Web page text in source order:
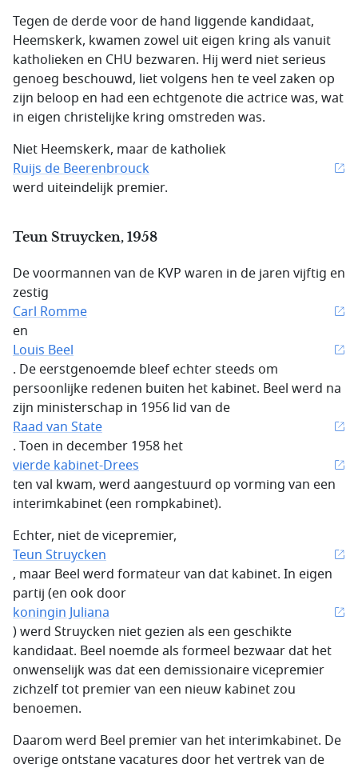
Tegen de derde voor de hand liggende kandidaat,
Heemskerk, kwamen zowel uit eigen kring als vanuit
katholieken en CHU bezwaren. Hij werd niet serieus
genoeg beschouwd, liet volgens hen te veel zaken op
zijn beloop en had een echtgenote die actrice was, wat
in eigen christelijke kring omstreden was.
Niet Heemskerk, maar de katholiek
Ruijs de Beerenbrouck
werd uiteindelijk premier.
Teun Struycken, 1958
De voormannen van de KVP waren in de jaren vijftig en
zestig
Carl Romme
en
Louis Beel
. De eerstgenoemde bleef echter steeds om
persoonlijke redenen buiten het kabinet. Beel werd na
zijn ministerschap in 1956 lid van de
Raad van State
. Toen in december 1958 het
vierde kabinet-Drees
ten val kwam, werd aangestuurd op vorming van een
interimkabinet (een rompkabinet).
Echter, niet de vicepremier,
Teun Struycken
, maar Beel werd formateur van dat kabinet. In eigen
partij (en ook door
koningin Juliana
) werd Struycken niet gezien als een geschikte
kandidaat. Beel noemde als formeel bezwaar dat het
onwenselijk was dat een demissionaire vicepremier
zichzelf tot premier van een nieuw kabinet zou
benoemen.
Daarom werd Beel premier van het interimkabinet. De
overige ontstane vacatures door het vertrek van de